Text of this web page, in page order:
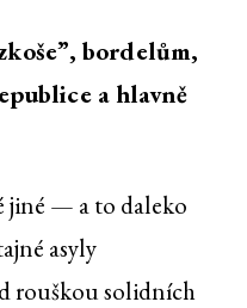
bordelům,
a hlavně
jiné — a to daleko
asyly
rouškou solidních